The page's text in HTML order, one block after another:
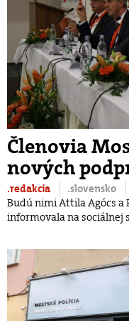
Členovia
nových
.redakcia .slovensko
Budú nimi Attila Agócs a
informovala na sociálnej